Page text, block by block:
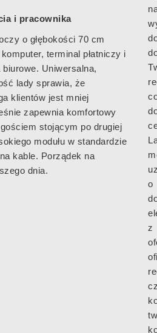
i pracownika
o głębokości 70 cm
terminal płatniczy i
Uniwersalna,
lady sprawia, że
klientów jest mniej
zapewnia komfortowy
stojącym po drugiej
modułu w standardzie
kable. Porządek na
dnia.
o
z